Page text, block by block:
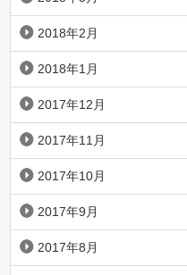
2018年2月
2018年1月
2017年12月
2017年11月
2017年10月
2017年9月
2017年8月